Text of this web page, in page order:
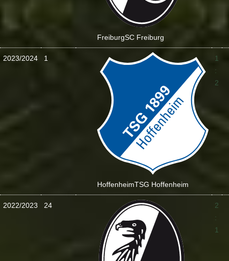
FreiburgSC Freiburg
2023/2024 1
HoffenheimTSG Hoffenheim
1
:
2
2022/2023 24
2
:
1